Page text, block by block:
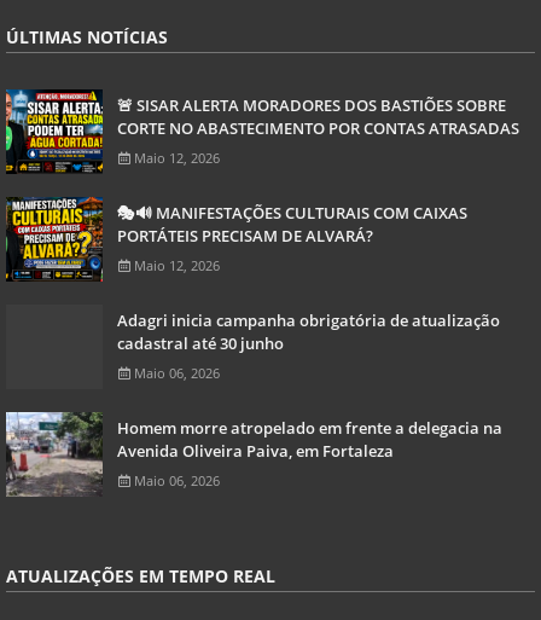
ÚLTIMAS NOTÍCIAS
🚨 SISAR ALERTA MORADORES DOS BASTIÕES SOBRE
CORTE NO ABASTECIMENTO POR CONTAS ATRASADAS
Maio 12, 2026
🎭🔊 MANIFESTAÇÕES CULTURAIS COM CAIXAS
PORTÁTEIS PRECISAM DE ALVARÁ?
Maio 12, 2026
Adagri inicia campanha obrigatória de atualização
cadastral até 30 junho
Maio 06, 2026
Homem morre atropelado em frente a delegacia na
Avenida Oliveira Paiva, em Fortaleza
Maio 06, 2026
ATUALIZAÇÕES EM TEMPO REAL